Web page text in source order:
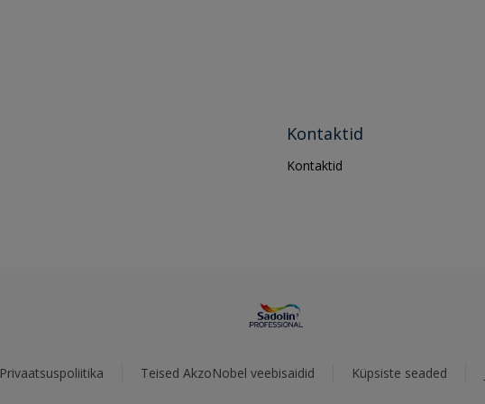
Kontaktid
Kontaktid
Privaatsuspoliitika Teised AkzoNobel veebisaidid Küpsiste seaded